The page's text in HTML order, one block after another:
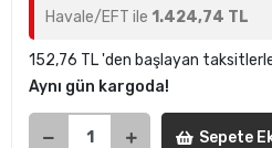
Havale/EFT ile 1.424,74 TL
152,76 TL 'den başlayan
Aynı gün kargoda!
Sepete